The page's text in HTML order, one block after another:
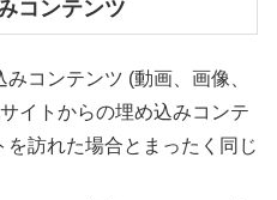
コンテンツ
コンテンツ (動画、画像、
イトからの埋め込みコンテ
訪れた場合とまったく同じ